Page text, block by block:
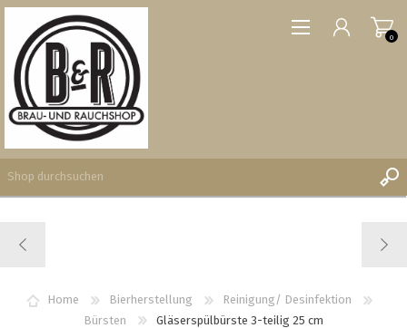
WUNSCHLISTE
0
Home Bierherstellung
Reinigung/ Desinfektion
Bürsten
Gläserspülbürste 3-teilig 25 cm